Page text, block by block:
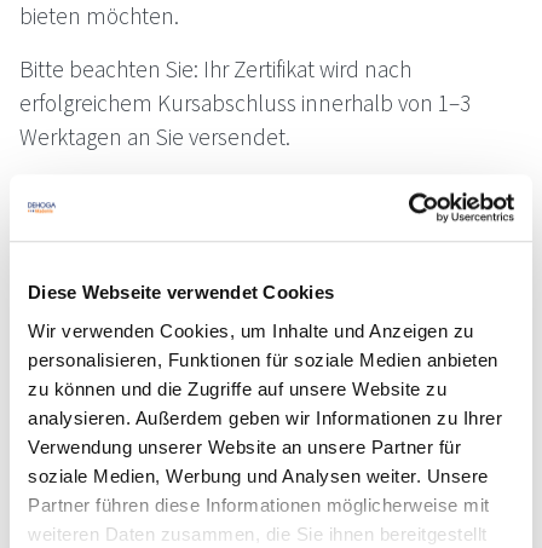
Diese Webseite verwendet Cookies
Wir verwenden Cookies, um Inhalte und Anzeigen zu
personalisieren, Funktionen für soziale Medien anbieten
zu können und die Zugriffe auf unsere Website zu
analysieren. Außerdem geben wir Informationen zu Ihrer
Verwendung unserer Website an unsere Partner für
soziale Medien, Werbung und Analysen weiter. Unsere
Partner führen diese Informationen möglicherweise mit
weiteren Daten zusammen, die Sie ihnen bereitgestellt
bieten möchten.
Bitte beachten Sie: Ihr Zertifikat wird nach
erfolgreichem Kursabschluss innerhalb von 1–3
Werktagen an Sie versendet.
Rotweinherstellung
Speisenempfehlungen
Termine
Jederzeit verfügbar
DA-0000349, Freie Plätze, findet garantiert
statt, Online